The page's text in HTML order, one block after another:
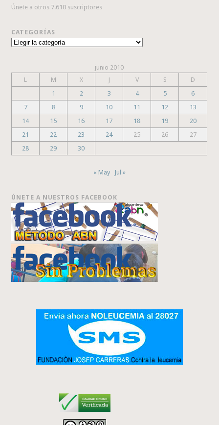
Únete a otros 7.610 suscriptores
CATEGORÍAS
Categorías
junio 2010
L
M X J V S
D
1
2 3 4 5
6
7
8 9 10 11 12
13
14
15 16 17 18 19
20
21
22 23 24 25 26
27
28
29 30
« May Jul »
ÚNETE A NUESTROS FACEBOOK